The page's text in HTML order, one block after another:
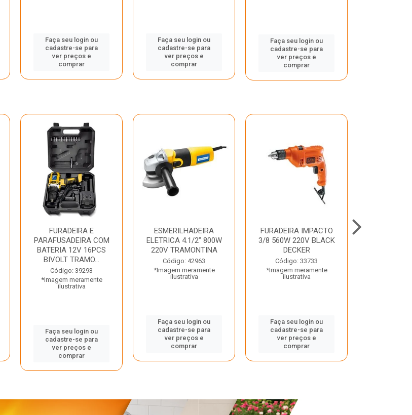
Faça seu login ou
cadastre-se para
ver preços e
comprar
Faça seu login ou
cadastre-se para
ver preços e
comprar
Faça seu login ou
cadastre-se para
ver preços e
comprar
FURADEIRA E
PARAFUSADEIRA COM
BATERIA 12V 16PCS
BIVOLT TRAMO...
Código: 39293
*Imagem meramente
ilustrativa
Faça seu login ou
cadastre-se para
ver preços e
comprar
ESMERILHADEIRA
ELETRICA 4.1/2” 800W
220V TRAMONTINA
Código: 42963
*Imagem meramente
ilustrativa
Faça seu login ou
cadastre-se para
ver preços e
comprar
FURADEIRA IMPACTO
3/8 560W 220V BLACK
DECKER
Código: 33733
*Imagem meramente
ilustrativa
Faça seu login ou
cadastre-se para
ver preços e
comprar